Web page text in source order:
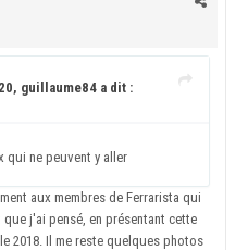
guillaume84 a dit :
ne peuvent y aller
aux membres de Ferrarista qui
j'ai pensé, en présentant cette
2018. Il me reste quelques photos